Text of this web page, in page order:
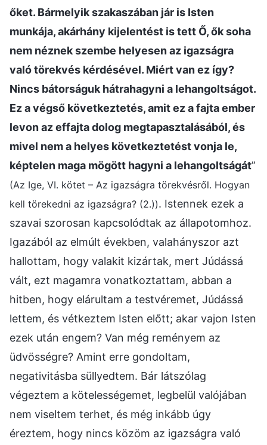
őket. Bármelyik szakaszában jár is Isten
munkája, akárhány kijelentést is tett Ő, ők soha
nem néznek szembe helyesen az igazságra
való törekvés kérdésével. Miért van ez így?
Nincs bátorságuk hátrahagyni a lehangoltságot.
Ez a végső következtetés, amit ez a fajta ember
levon az effajta dolog megtapasztalásából, és
mivel nem a helyes következtetést vonja le,
képtelen maga mögött hagyni a lehangoltságát”
(Az Ige, VI. kötet – Az igazságra törekvésről. Hogyan
kell törekedni az igazságra? (2.)). Istennek ezek a
szavai szorosan kapcsolódtak az állapotomhoz.
Igazából az elmúlt években, valahányszor azt
hallottam, hogy valakit kizártak, mert Júdássá
vált, ezt magamra vonatkoztattam, abban a
hitben, hogy elárultam a testvéremet, Júdássá
lettem, és vétkeztem Isten előtt; akar vajon Isten
ezek után engem? Van még reményem az
üdvösségre? Amint erre gondoltam,
negativitásba süllyedtem. Bár látszólag
végeztem a kötelességemet, legbelül valójában
nem viseltem terhet, és még inkább úgy
éreztem, hogy nincs közöm az igazságra való